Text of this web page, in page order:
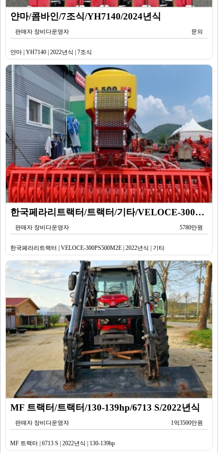
얀마/콤바인/7조식/YH7140/2024년식
판매자 장비다운영자 문의
얀마 | YH7140 | 2022년식 | 7조식
한국페라리트랙터/트랙터/기타/VELOCE-300PS500M2E/2022년식
판매자 장비다운영자 5780만원
한국페라리트랙터 | VELOCE-300PS500M2E | 2022년식 | 기타
MF 트랙터/트랙터/130-139hp/6713 S/2022년식
판매자 장비다운영자 1억3500만원
MF 트랙터 | 6713 S | 2022년식 | 130-139hp